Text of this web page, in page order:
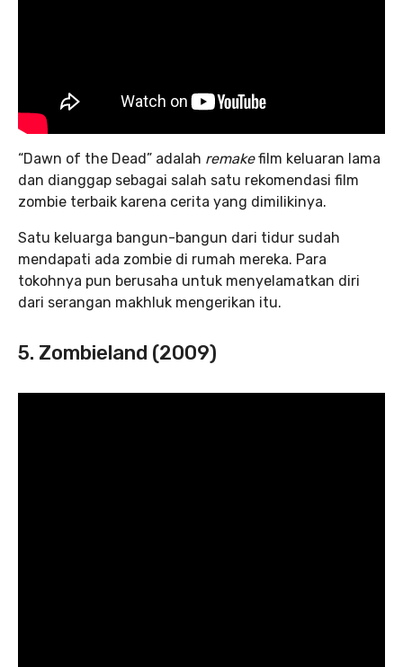
“Dawn of the Dead” adalah remakefilm keluaran lama
dan dianggap sebagai salah satu rekomendasi film
zombie terbaik karena cerita yang dimilikinya.
Satu keluarga bangun-bangun dari tidur sudah
mendapati ada zombie di rumah mereka. Para
tokohnya pun berusaha untuk menyelamatkan diri
dari serangan makhluk mengerikan itu.
5. Zombieland (2009)